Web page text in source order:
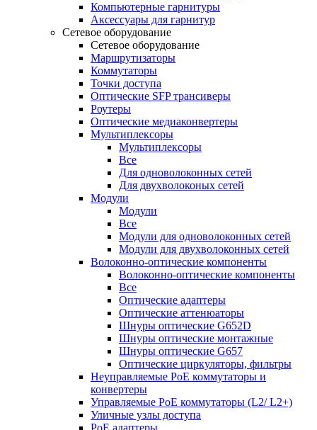
Компьютерные гарнитуры
Аксессуары для гарнитур
Сетевое оборудование
Сетевое оборудование
Маршрутизаторы
Коммутаторы
Точки доступа
Оптические SFP трансиверы
Роутеры
Оптические медиаконвертеры
Мультиплексоры
Мультиплексоры
Все
Для одноволоконных сетей
Для двухволоконых сетей
Модули
Модули
Все
Модули для одноволоконных сетей
Модули для двухволоконных сетей
Волоконно-оптические компоненты
Волоконно-оптические компоненты
Все
Оптические адаптеры
Оптические аттенюаторы
Шнуры оптические G652D
Шнуры оптические монтажные
Шнуры оптические G657
Оптические циркуляторы, фильтры
Неуправляемые PoE коммутаторы и
конвертеры
Управляемые PoE коммутаторы (L2/ L2+)
Уличные узлы доступа
PoE адаптеры